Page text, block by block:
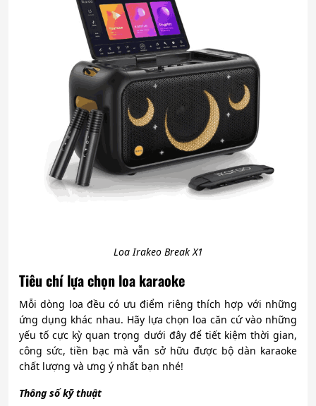
Loa Irakeo Break X1
Tiêu chí lựa chọn loa karaoke
Mỗi dòng loa đều có ưu điểm riêng thích hợp với những
ứng dụng khác nhau. Hãy lựa chọn loa căn cứ vào những
yếu tố cực kỳ quan trọng dưới đây để tiết kiệm thời gian,
công sức, tiền bạc mà vẫn sở hữu được bộ dàn karaoke
chất lượng và ưng ý nhất bạn nhé!
Thông số kỹ thuật